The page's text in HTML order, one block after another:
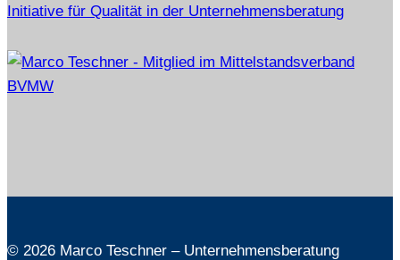
© 2026 Marco Teschner – Unternehmensberatung